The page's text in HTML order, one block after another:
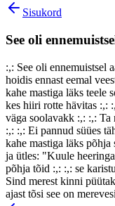
Sisukord
See oli
:,: See oli ennemuistsel
hoidis ennast eemal
kahe mastiga läks teele
kes hiiri rotte hävitas :,:
väga soolavakk :,: :,: Ta
:,: :,: Ei pannud süües
kahe mastiga läks põhja
ja ütles: "Kuule
põhja tõid :,: :,: se
Sind merest kinni
ajast tõsi see on